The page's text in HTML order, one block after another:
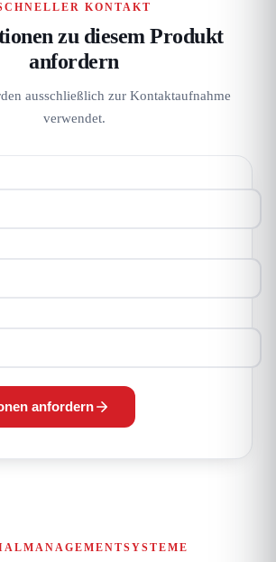
KONTAKT
zu diesem Produkt
anfordern
ausschließlich zur Kontaktaufnahme
verwendet.
anfordern